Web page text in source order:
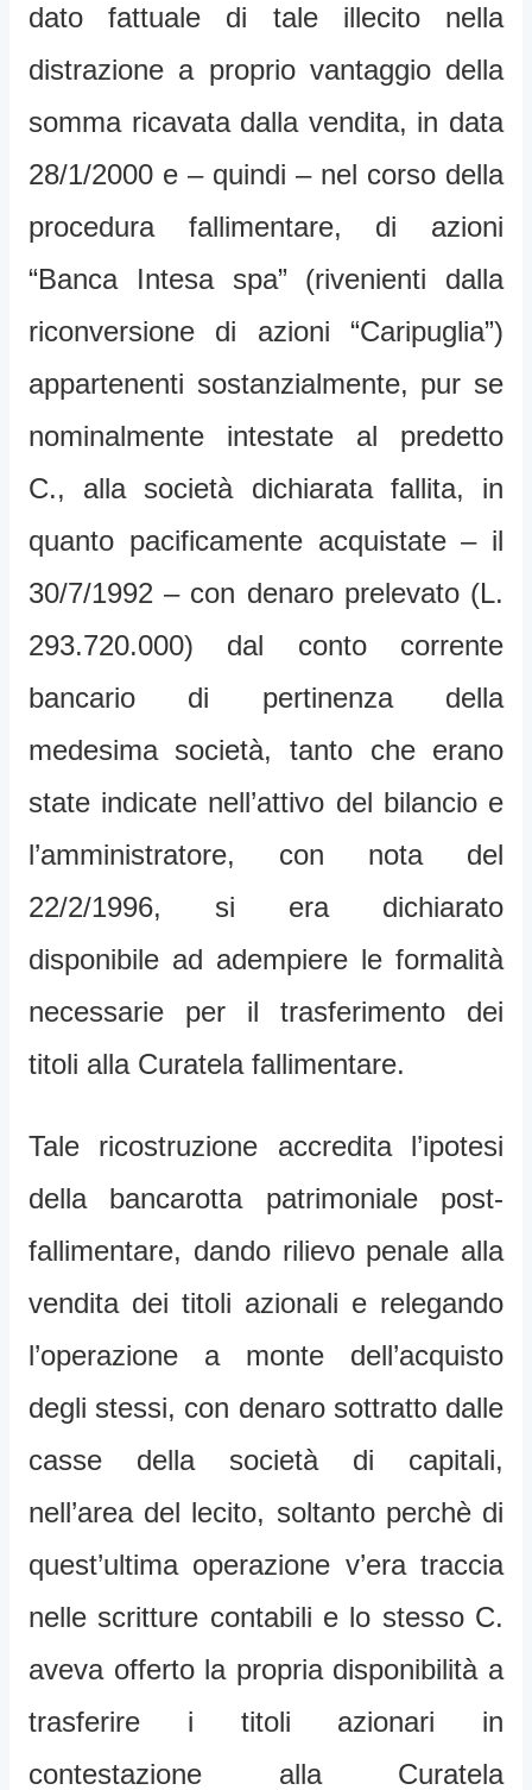
dato fattuale di tale illecito nella
distrazione a proprio vantaggio della
somma ricavata dalla vendita, in data
28/1/2000 e – quindi – nel corso della
procedura fallimentare, di azioni
“Banca Intesa spa” (rivenienti dalla
riconversione di azioni “Caripuglia”)
appartenenti sostanzialmente, pur se
nominalmente intestate al predetto
C., alla società dichiarata fallita, in
quanto pacificamente acquistate – il
30/7/1992 – con denaro prelevato (L.
293.720.000) dal conto corrente
bancario di pertinenza della
medesima società, tanto che erano
state indicate nell’attivo del bilancio e
l’amministratore, con nota del
22/2/1996, si era dichiarato
disponibile ad adempiere le formalità
necessarie per il trasferimento dei
titoli alla Curatela fallimentare.
Tale ricostruzione accredita l’ipotesi
della bancarotta patrimoniale post-
fallimentare, dando rilievo penale alla
vendita dei titoli azionali e relegando
l’operazione a monte dell’acquisto
degli stessi, con denaro sottratto dalle
casse della società di capitali,
nell’area del lecito, soltanto perchè di
quest’ultima operazione v’era traccia
nelle scritture contabili e lo stesso C.
aveva offerto la propria disponibilità a
trasferire i titoli azionari in
contestazione alla Curatela